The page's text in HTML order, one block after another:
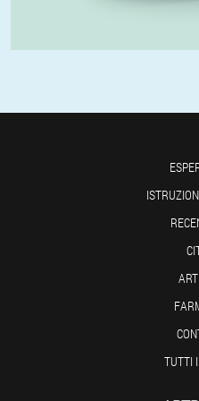
TUTTI